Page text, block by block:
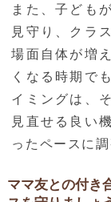
また、子ども
見守り、クラ
場面自体が増
くなる時期で
イミングは、
見直せる良い
ったペースに
ママ友との付き